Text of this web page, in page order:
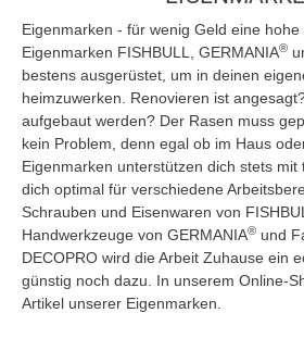
Eigenmarken - für wenig Geld eine
Eigenmarken FISHBULL, GERMANIA®
bestens ausgerüstet, um in deinen
heimzuwerken. Renovieren ist
aufgebaut werden? Der Rasen muss
kein Problem, denn egal ob im Haus
Eigenmarken unterstützen dich stets mit
dich optimal für verschiedene
Schrauben und Eisenwaren von
Handwerkzeuge von GERMANIA® und
DECOPRO wird die Arbeit Zuhause ein
günstig noch dazu. In unserem Online-
Artikel unserer Eigenmarken.